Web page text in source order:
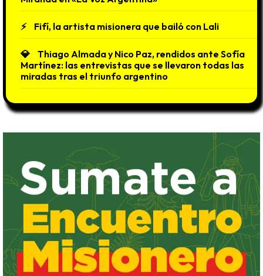
Fifí, la artista misionera que bailó con Lali
Thiago Almada y Nico Paz, rendidos ante Sofía
Martínez: las entrevistas que se llevaron todas las
miradas tras el triunfo argentino